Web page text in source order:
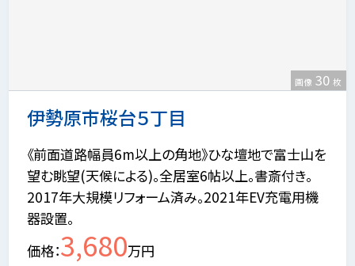
伊勢原市桜台５丁目
画像 30 枚
《前面道路幅員6m以上の角地》ひな壇地で富士山を
望む眺望(天候による)。全居室6帖以上。書斎付き。
2017年大規模リフォーム済み。2021年EV充電用機
器設置。
価格 3,680万円